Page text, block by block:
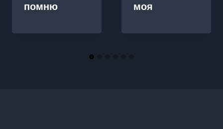
помню
моя